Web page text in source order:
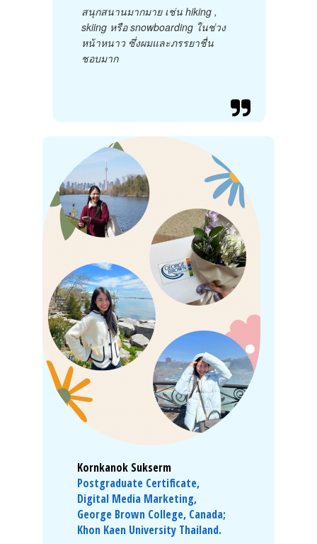
สนุกสนานมากมาย เช่น hiking ,
skiing หรือ snowboarding ในช่วง
หน้าหนาว ซึ่งผมและภรรยาชื่น
ชอบมาก

Kornkanok Sukserm
Postgraduate Certificate,
Digital Media Marketing,
George Brown College, Canada;
Khon Kaen University Thailand.